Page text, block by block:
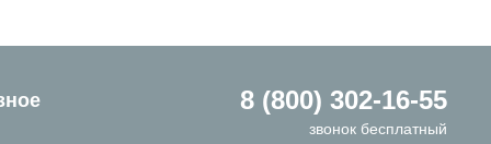
8 (800) 302-16-55
звонок бесплатный